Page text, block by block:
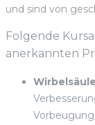
und sind von
Folgende
anerkannten